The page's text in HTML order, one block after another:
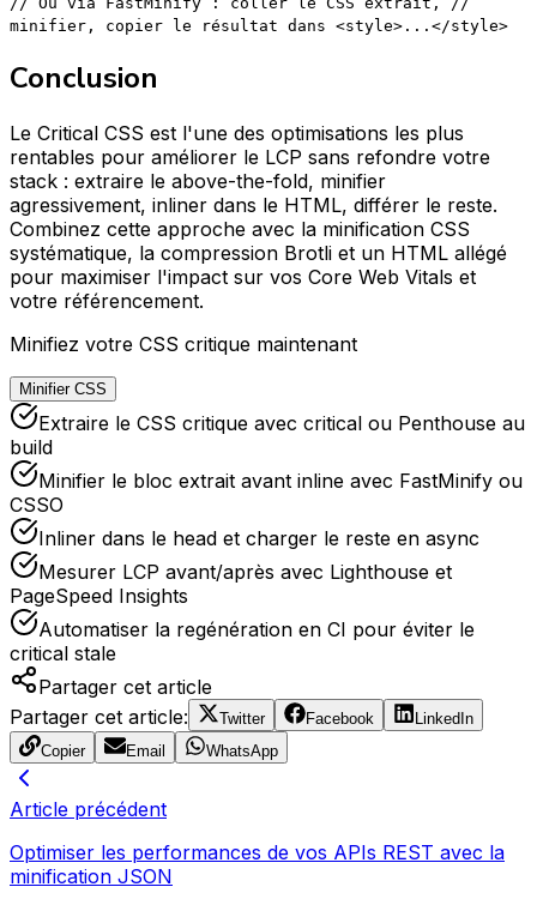
minifier, copier le résultat dans <style>...</style>
Conclusion
Le Critical CSS est l'une des optimisations les plus
rentables pour améliorer le LCP sans refondre votre
stack : extraire le above-the-fold, minifier
agressivement, inliner dans le HTML, différer le reste.
Combinez cette approche avec la minification CSS
systématique, la compression Brotli et un HTML allégé
pour maximiser l'impact sur vos Core Web Vitals et
votre référencement.
Minifiez votre CSS critique maintenant
Minifier CSS
Extraire le CSS critique avec critical ou Penthouse au
build
Minifier le bloc extrait avant inline avec FastMinify ou
CSSO
Inliner dans le head et charger le reste en async
Mesurer LCP avant/après avec Lighthouse et
PageSpeed Insights
Automatiser la regénération en CI pour éviter le
critical stale
Partager cet article
Partager cet article: Twitter Facebook
LinkedIn
Copier
Email WhatsApp
Article précédent
Optimiser les performances de vos APIs REST avec la
minification JSON